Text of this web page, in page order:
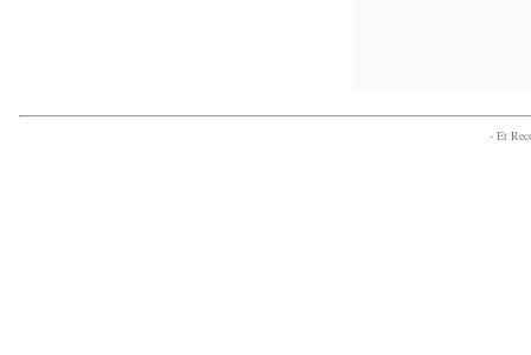
- Et